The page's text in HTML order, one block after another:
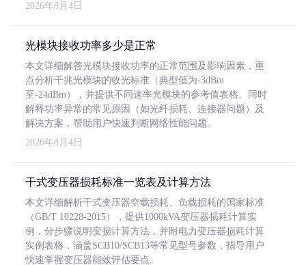
2026年8月4日
光模块接收功率多少是正常
本文详细解答光模块接收功率的正常范围及影响因素，重
点分析千兆光模块的收光标准（典型值为-3dBm
至-24dBm），并提供不同速率光模块的参考值表格。同时
解释功率异常的常见原因（如光纤损耗、连接器问题）及
解决方案，帮助用户快速判断网络性能问题。
2026年8月4日
干式变压器损耗标准一览表及计算方法
本文详细解析干式变压器空载损耗、负载损耗的国家标准
（GB/T 10228-2015），提供1000kVA变压器损耗计算实
例，分步骤说明变损计算方法，并附电力变压器损耗计算
实例表格，涵盖SCB10/SCB13等常见型号参数，指导用户
快速掌握变压器能效评估要点。